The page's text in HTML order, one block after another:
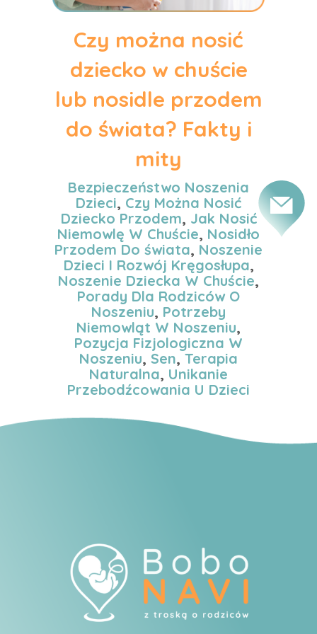
Czy można nosić
dziecko w chuście
lub nosidle przodem
do świata? Fakty i
mity
Bezpieczeństwo Noszenia
Dzieci, Czy Można Nosić
Dziecko Przodem, Jak Nosić
Niemowlę W Chuście, Nosidło
Przodem Do świata, Noszenie
Dzieci I Rozwój Kręgosłupa,
Noszenie Dziecka W Chuście,
Porady Dla Rodziców O
Noszeniu, Potrzeby
Niemowląt W Noszeniu,
Pozycja Fizjologiczna W
Noszeniu, Sen, Terapia
Naturalna, Unikanie
Przebodźcowania U Dzieci